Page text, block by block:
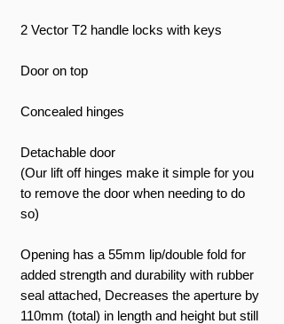
2 Vector T2 handle locks with keys
Door on top
Concealed hinges
Detachable door
(Our lift off hinges make it simple for you
to remove the door when needing to do
so)
Opening has a 55mm lip/double fold for
added strength and durability with rubber
seal attached, Decreases the aperture by
110mm (total) in length and height but still